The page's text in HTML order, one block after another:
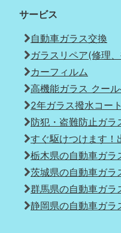
サービス
自動車ガラス交換
ガラスリペア(修理、
カーフィルム
高機能ガラス クー
2年ガラス撥水コート
防犯・盗難防止ガラ
すぐ駆けつけます！
栃木県の自動車ガラ
茨城県の自動車ガラ
群馬県の自動車ガラ
静岡県の自動車ガラ